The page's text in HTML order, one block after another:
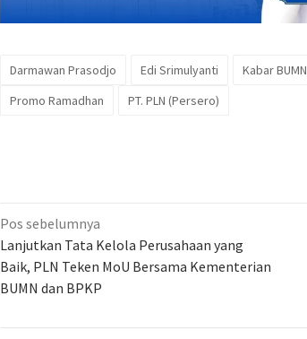
Darmawan Prasodjo Edi Srimulyanti Kabar BUMN
Promo Ramadhan
PT. PLN (Persero)
Navigasi
pos
Pos sebelumnya
Lanjutkan Tata Kelola Perusahaan yang
Baik, PLN Teken MoU Bersama Kementerian
BUMN dan BPKP